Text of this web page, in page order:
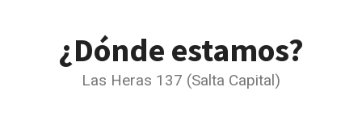
¿Dónde estamos?
Las Heras 137 (Salta Capital)